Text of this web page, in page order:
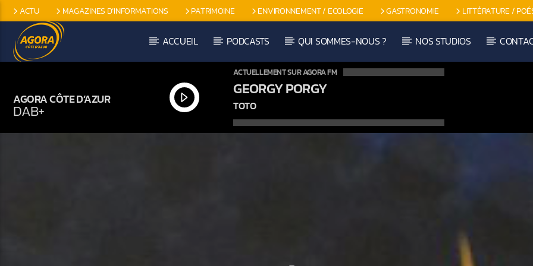
ACTU MAGAZINES D’INFORMATIONS PATRIMOINE ENVIRONNEMENT / ECOLOGIE GASTRONOMIE LITTÉRATURE /
EMISSIONS SPÉCIFIQUES
ACCUEIL PODCASTS QUI SOMMES-NOUS ? NOS STUDIOS
AGORA CÔTE D’AZUR
DAB+
ACTUELLEMENT SUR AGORA FM
GEORGY PORGY
TOTO